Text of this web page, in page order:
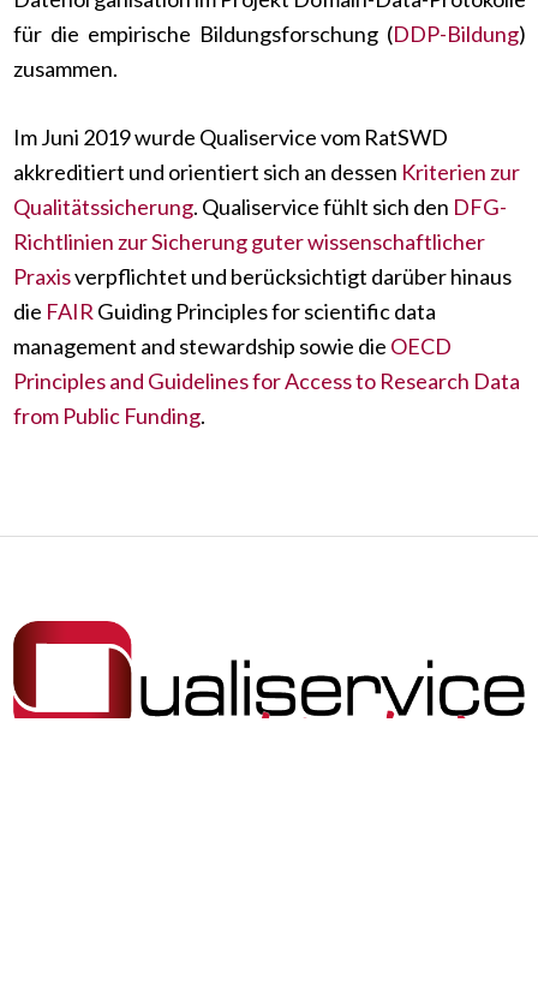
für die empirische Bildungsforschung (DDP-Bildung)
zusammen.
Im Juni 2019 wurde Qualiservice vom RatSWD
akkreditiert und orientiert sich an dessen Kriterien zur
Qualitätssicherung. Qualiservice fühlt sich den DFG-
Richtlinien zur Sicherung guter wissenschaftlicher
Praxisverpflichtet und berücksichtigt darüber hinaus
die FAIRGuiding Principles for scientific data
management and stewardship sowie die OECD
Principles and Guidelines for Access to Research Data
from Public Funding.